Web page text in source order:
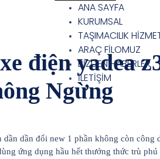
ANA SAYFA
KURUMSAL
TAŞIMACILIK
ARAÇ FİLOMUZ
BİZDEN HABERLER
İLETİŞİM
điện yadea
Ngừng
dần dần đổi new 1 phần không còn
ứng dụng hầu hết thưởng thức trù